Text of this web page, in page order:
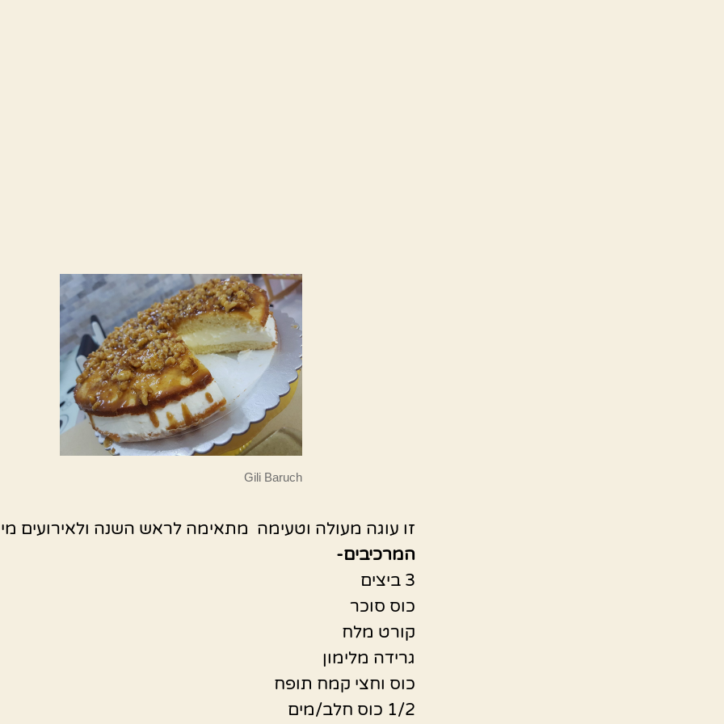
Gili Baruch
זו עוגה מעולה וטעימה מתאימה לראש השנה ולאירועים
המרכיבים-
3 ביצים
כוס סוכר
קורט מלח
גרידה מלימון
כוס וחצי קמח תופח
1/2 כוס חלב/מים